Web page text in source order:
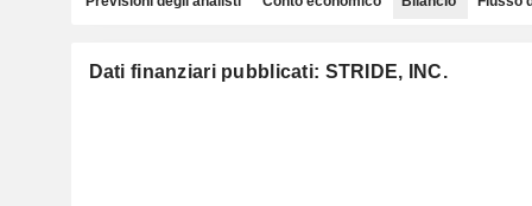
Dati finanziari pubblicati: STRIDE, INC.